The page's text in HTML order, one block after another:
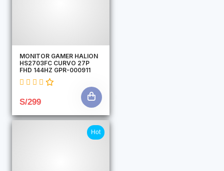
MONITOR GAMER HALION
HS2703FC CURVO 27P
FHD 144HZ GPR-000911
S/299
Hot